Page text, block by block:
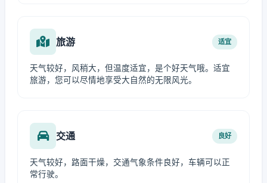
旅游 适宜
天气较好，风稍大，但温度适宜，是个好天气哦。适宜
旅游，您可以尽情地享受大自然的无限风光。
交通 良好
天气较好，路面干燥，交通气象条件良好，车辆可以正
常行驶。